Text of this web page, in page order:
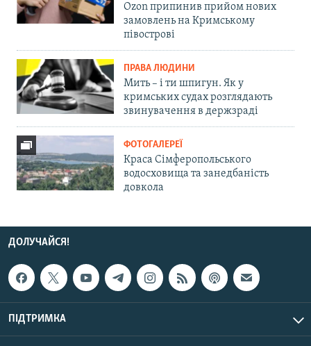
Ozon припинив прийом нових
замовлень на Кримському
півострові
ПРАВА ЛЮДИНИ
Мить – і ти шпигун. Як у
кримських судах розглядають
звинувачення в держзраді
ФОТОГАЛЕРЕЇ
Краса Сімферопольського
водосховища та занедбаність
довкола
ДОЛУЧАЙСЯ!
ПІДТРИМКА